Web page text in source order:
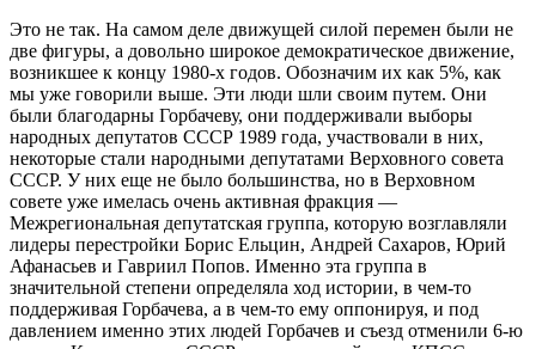
Это не так. На самом деле движущей силой перемен были не
две фигуры, а довольно широкое демократическое движение,
возникшее к концу 1980‑х годов. Обозначим их как 5%, как
мы уже говорили выше. Эти люди шли своим путем. Они
были благодарны Горбачеву, они поддерживали выборы
народных депутатов СССР 1989 года, участвовали в них,
некоторые стали народными депутатами Верховного совета
СССР. У них еще не было большинства, но в Верховном
совете уже имелась очень активная фракция —
Межрегиональная депутатская группа, которую возглавляли
лидеры перестройки Борис Ельцин, Андрей Сахаров, Юрий
Афанасьев и Гавриил Попов. Именно эта группа в
значительной степени определяла ход истории, в чем-то
поддерживая Горбачева, а в чем-то ему оппонируя, и под
давлением именно этих людей Горбачев и съезд отменили 6‑ю